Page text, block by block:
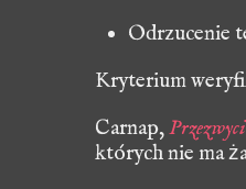
Odrzucenie
Kryterium
Carnap,
których nie ma